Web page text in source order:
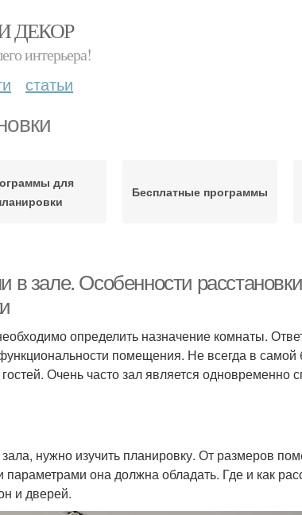
ДЕКОР
интерьера!
статьи
для
Бесплатные программы
в зале. Особенности
определить назначение комнаты.
помещения. Не всегда в
Очень часто зал является одновременно
нужно изучить планировку. От размеров
она должна обладать. Где и как
и дверей.